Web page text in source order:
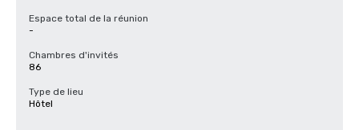
Espace total de la réunion
-
Chambres d'invités
86
Type de lieu
Hôtel